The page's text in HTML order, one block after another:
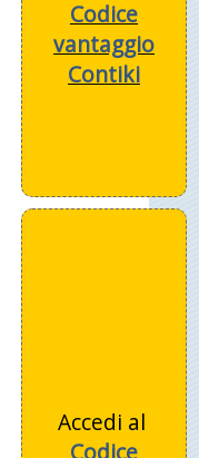
Codice
vantaggio
Contiki
Accedi al